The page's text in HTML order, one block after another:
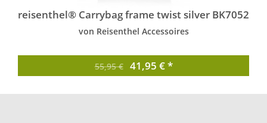
reisenthel® Carrybag frame twist silver BK7052
von Reisenthel Accessoires
55,95 € 41,95 € *